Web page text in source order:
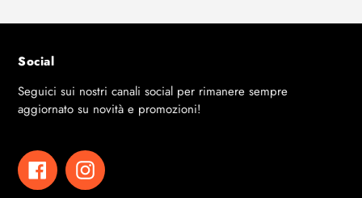
Social
Seguici sui nostri canali social per rimanere sempre
aggiornato su novità e promozioni!
FacebookInstagram